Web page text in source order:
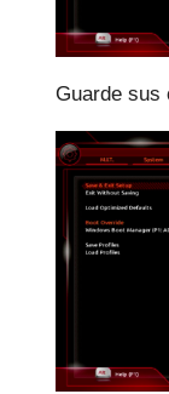
Guarde sus